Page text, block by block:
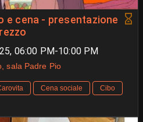
e cena - presentazione
06:00 PM-10:00 PM
sala Padre Pio
Cena sociale
Cibo